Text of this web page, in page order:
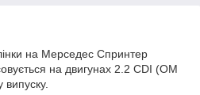
на Мерседес Спринтер
на двигунах 2.2 CDI (OM